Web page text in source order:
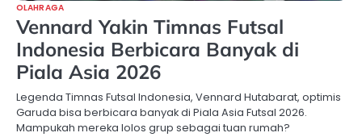
OLAHRAGA
Vennard Yakin Timnas Futsal
Indonesia Berbicara Banyak di
Piala Asia 2026
Legenda Timnas Futsal Indonesia, Vennard Hutabarat, optimis
Garuda bisa berbicara banyak di Piala Asia Futsal 2026.
Mampukah mereka lolos grup sebagai tuan rumah?